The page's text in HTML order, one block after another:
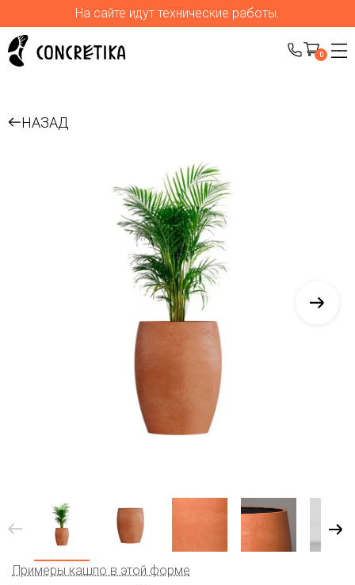
На сайте идут технические работы.
0
НАЗАД
Примеры кашпо в этой форме